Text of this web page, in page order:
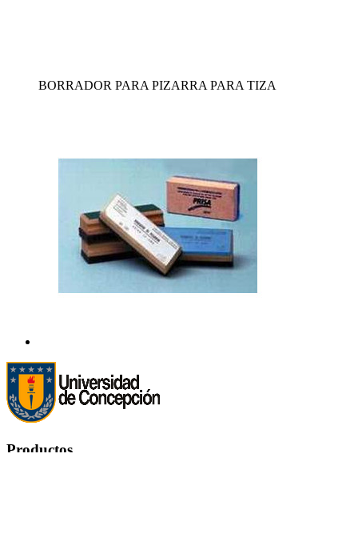
BORRADOR PARA PIZARRA PARA TIZA
Productos